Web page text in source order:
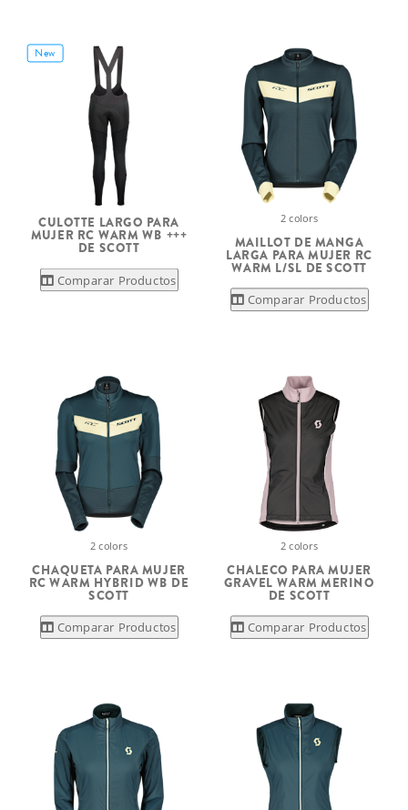
New
CULOTTE LARGO PARA
MUJER RC WARM WB +++
DE SCOTT
Comparar Productos
2 colors
MAILLOT DE MANGA
LARGA PARA MUJER RC
WARM L/SL DE SCOTT
Comparar Productos
2 colors
CHAQUETA PARA MUJER
RC WARM HYBRID WB DE
SCOTT
Comparar Productos
2 colors
CHALECO PARA MUJER
GRAVEL WARM MERINO
DE SCOTT
Comparar Productos